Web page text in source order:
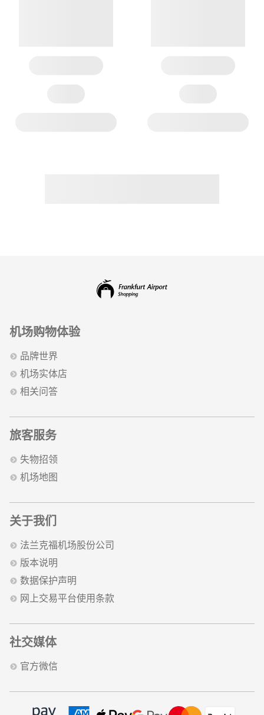
机场购物体验
品牌世界
机场实体店
相关问答
旅客服务
失物招领
机场地图
关于我们
法兰克福机场股份公司
版本说明
数据保护声明
网上交易平台使用条款
社交媒体
官方微信